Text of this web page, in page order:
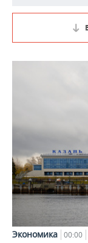
Экономика 00:00